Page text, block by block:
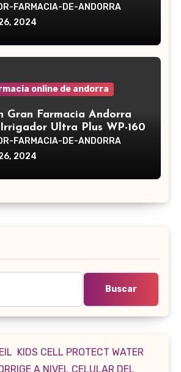
FARMACIA-DE-ANDORRA
2024
online de andorra
Gran Farmacia Andorra
Ultra Plus WP-160
FARMACIA-DE-ANDORRA
2024